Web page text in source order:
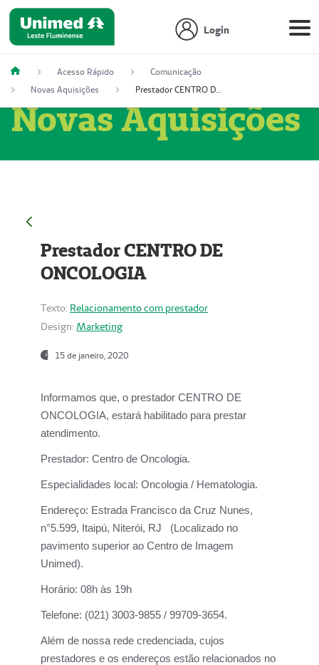
Login
Acesso Rápido
Comunicação
Novas Aquisições
Prestador CENTRO DE ONCOLOGIA
Novas Aquisições
Prestador CENTRO DE
ONCOLOGIA
Texto: Relacionamento com prestador
Design: Marketing
15 de janeiro, 2020
Informamos que, o prestador CENTRO DE
ONCOLOGIA, estará habilitado para prestar
atendimento.
Prestador: Centro de Oncologia.
Especialidades local: Oncologia / Hematologia.
Endereço: Estrada Francisco da Cruz Nunes,
n°5.599, Itaipú, Niterói, RJ (Localizado no
pavimento superior ao Centro de Imagem
Unimed).
Horário: 08h às 19h
Telefone: (021) 3003-9855 / 99709-3654.
Além de nossa rede credenciada, cujos
prestadores e os endereços estão relacionados no